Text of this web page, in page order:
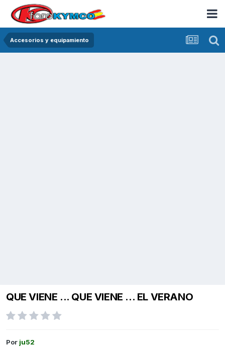
Accesorios y equipamiento
QUE VIENE ... QUE VIENE ... EL VERANO
Por ju52